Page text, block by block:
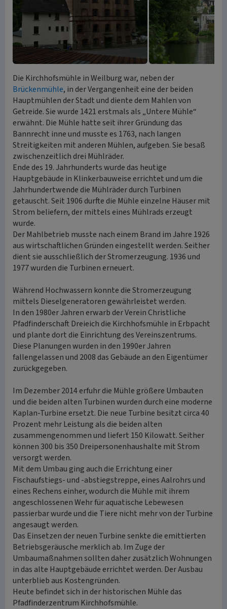
Die Kirchhofsmühle in Weilburg war, neben der
Brückenmühle, in der Vergangenheit eine der beiden
Hauptmühlen der Stadt und diente dem Mahlen von
Getreide. Sie wurde 1421 erstmals als „Untere Mühle“
erwähnt. Die Mühle hatte seit ihrer Gründung das
Bannrecht inne und musste es 1763, nach langen
Streitigkeiten mit anderen Mühlen, aufgeben. Sie besaß
zwischenzeitlich drei Mühlräder.
Ende des 19. Jahrhunderts wurde das heutige
Hauptgebäude in Klinkerbauweise errichtet und um die
Jahrhundertwende die Mühlräder durch Turbinen
getauscht. Seit 1906 durfte die Mühle einzelne Häuser mit
Strom beliefern, der mittels eines Mühlrads erzeugt
wurde.
Der Mahlbetrieb musste nach einem Brand im Jahre 1926
aus wirtschaftlichen Gründen eingestellt werden. Seither
dient sie ausschließlich der Stromerzeugung. 1936 und
1977 wurden die Turbinen erneuert.
Während Hochwassern konnte die Stromerzeugung
mittels Dieselgeneratoren gewährleistet werden.
In den 1980er Jahren erwarb der Verein Christliche
Pfadfinderschaft Dreieich die Kirchhofsmühle in Erbpacht
und plante dort die Einrichtung des Vereinszentrums.
Diese Planungen wurden in den 1990er Jahren
fallengelassen und 2008 das Gebäude an den Eigentümer
zurückgegeben.
Im Dezember 2014 erfuhr die Mühle größere Umbauten
und die beiden alten Turbinen wurden durch eine moderne
Kaplan-Turbine ersetzt. Die neue Turbine besitzt circa 40
Prozent mehr Leistung als die beiden alten
zusammengenommen und liefert 150 Kilowatt. Seither
können 300 bis 350 Dreipersonenhaushalte mit Strom
versorgt werden.
Mit dem Umbau ging auch die Errichtung einer
Fischaufstiegs- und -abstiegstreppe, eines Aalrohrs und
eines Rechens einher, wodurch die Mühle mit ihrem
angeschlossenen Wehr für aquatische Lebewesen
passierbar wurde und die Tiere nicht mehr von der Turbine
angesaugt werden.
Das Einsetzen der neuen Turbine senkte die emittierten
Betriebsgeräusche merklich ab. Im Zuge der
Umbaumaßnahmen sollten daher zusätzlich Wohnungen
in das alte Hauptgebäude errichtet werden. Der Ausbau
unterblieb aus Kostengründen.
Heute befindet sich in der historischen Mühle das
Pfadfinderzentrum Kirchhofsmühle.